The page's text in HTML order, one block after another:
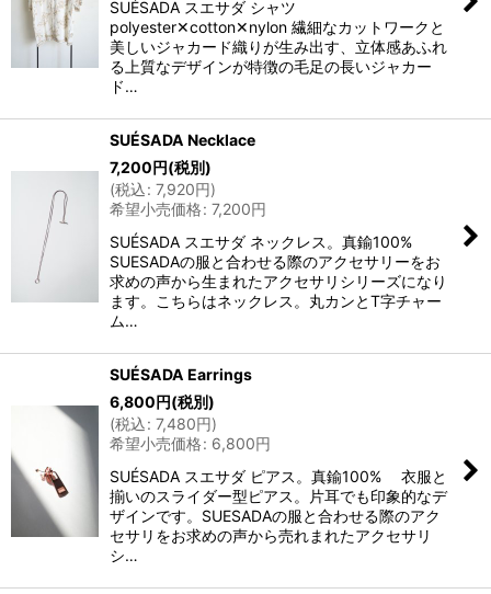
SUÉSADA スエサダ シャツ
polyester✕cotton✕nylon 繊細なカットワークと
美しいジャカード織りが生み出す、立体感あふれ
る上質なデザインが特徴の毛足の長いジャカー
ド…
SUÉSADA Necklace
7,200円(税別)
(税込: 7,920円)
希望小売価格: 7,200円
SUÉSADA スエサダ ネックレス。真鍮100%
SUESADAの服と合わせる際のアクセサリーをお
求めの声から生まれたアクセサリシリーズになり
ます。こちらはネックレス。丸カンとT字チャー
ム…
SUÉSADA Earrings
6,800円(税別)
(税込: 7,480円)
希望小売価格: 6,800円
SUÉSADA スエサダ ピアス。真鍮100% 衣服と
揃いのスライダー型ピアス。片耳でも印象的なデ
ザインです。SUESADAの服と合わせる際のアク
セサリをお求めの声から売れまれたアクセサリ
シ…